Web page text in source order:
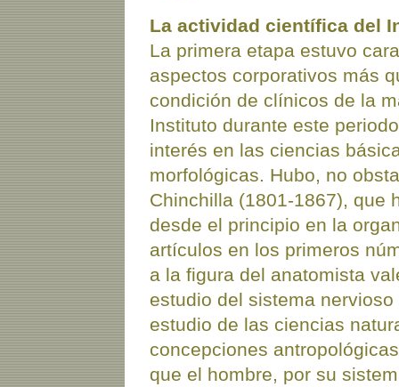
La actividad científica del
La primera etapa estuvo
aspectos corporativos más
condición de clínicos de la
Instituto durante este
interés en las ciencias
morfológicas. Hubo, no
Chinchilla (1801-1867), que
desde el principio en la
artículos en los primeros
a la figura del anatomista
estudio del sistema nervioso
estudio de las ciencias
concepciones
que el hombre, por su